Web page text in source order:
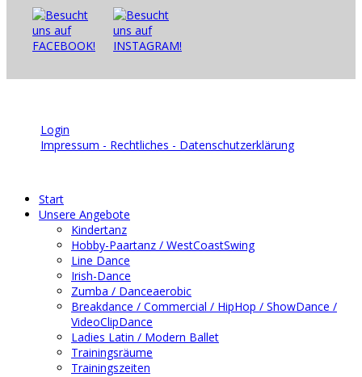
Login
Impressum - Rechtliches - Datenschutzerklärung
Start
Unsere Angebote
Kindertanz
Hobby-Paartanz / WestCoastSwing
Line Dance
Irish-Dance
Zumba / Danceaerobic
Breakdance / Commercial / HipHop / ShowDance /
VideoClipDance
Ladies Latin / Modern Ballet
Trainingsräume
Trainingszeiten